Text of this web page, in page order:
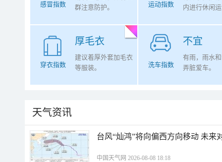
感冒指数
群注意防护。
运动指数
内进行休闲
厚毛衣
穿衣指数
建议着厚外套加毛衣
等服装。
不宜
洗车指数
有雨，雨水
弄脏爱车。
天气资讯
台风“灿鸿”将向偏西方向移动 未来
中国天气网 2026-08-08 18:18